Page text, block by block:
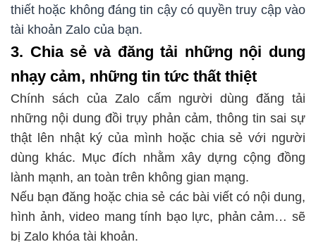
thiết hoặc không đáng tin cậy có quyền truy cập vào
tài khoản Zalo của bạn.
3. Chia sẻ và đăng tải những nội dung
nhạy cảm, những tin tức thất thiệt
Chính sách của Zalo cấm người dùng đăng tải
những nội dung đồi trụy phản cảm, thông tin sai sự
thật lên nhật ký của mình hoặc chia sẻ với người
dùng khác. Mục đích nhằm xây dựng cộng đồng
lành mạnh, an toàn trên không gian mạng.
Nếu bạn đăng hoặc chia sẻ các bài viết có nội dung,
hình ảnh, video mang tính bạo lực, phản cảm… sẽ
bị Zalo khóa tài khoản.